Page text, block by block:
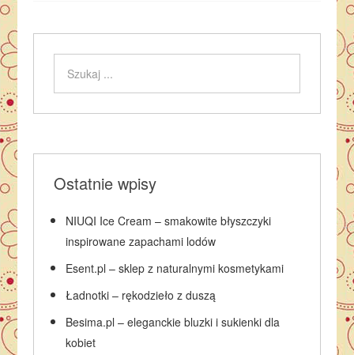
Ostatnie wpisy
NIUQI Ice Cream – smakowite błyszczyki
inspirowane zapachami lodów
Esent.pl – sklep z naturalnymi kosmetykami
Ładnotki – rękodzieło z duszą
Besima.pl – eleganckie bluzki i sukienki dla
kobiet